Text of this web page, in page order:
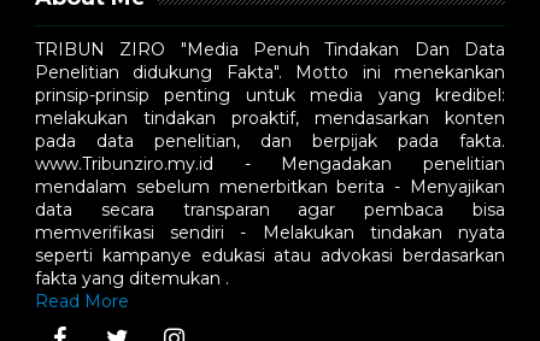
TRIBUN ZIRO "Media Penuh Tindakan Dan Data
Penelitian didukung Fakta". Motto ini menekankan
prinsip-prinsip penting untuk media yang kredibel:
melakukan tindakan proaktif, mendasarkan konten
pada data penelitian, dan berpijak pada fakta.
www.Tribunziro.my.id - Mengadakan penelitian
mendalam sebelum menerbitkan berita - Menyajikan
data secara transparan agar pembaca bisa
memverifikasi sendiri - Melakukan tindakan nyata
seperti kampanye edukasi atau advokasi berdasarkan
fakta yang ditemukan .
Read More